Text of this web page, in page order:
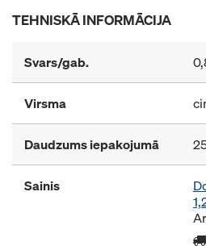
TEHNISKĀ INFORMĀCIJA
Svars/gab.
Virsma
Daudzums iepakojumā
Sainis